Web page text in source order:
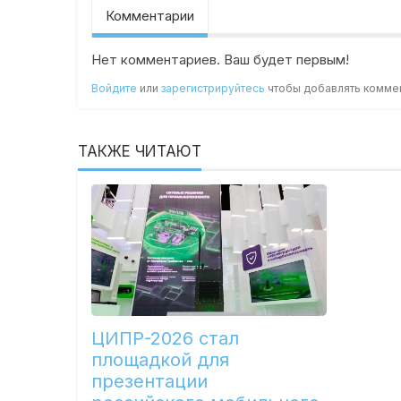
Комментарии
Нет комментариев. Ваш будет первым!
Войдите илизарегистрируйтесь чтобы добавлять
ТАКЖЕ ЧИТАЮТ
ЦИПР-2026 стал
площадкой для
презентации